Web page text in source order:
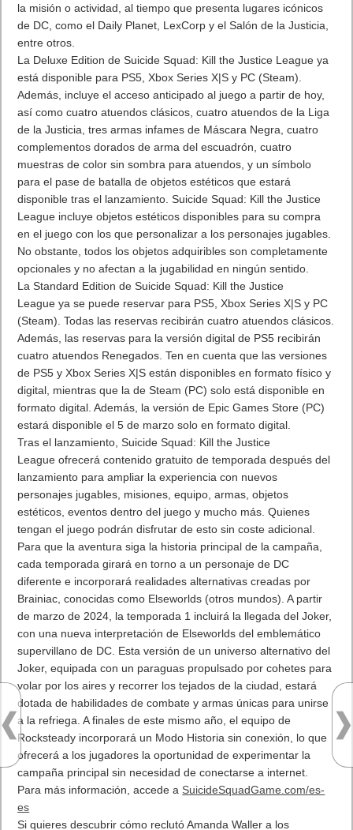
la misión o actividad, al tiempo que presenta lugares icónicos
de DC, como el Daily Planet, LexCorp y el Salón de la Justicia,
entre otros.
La Deluxe Edition de Suicide Squad: Kill the Justice League ya
está disponible para PS5, Xbox Series X|S y PC (Steam).
Además, incluye el acceso anticipado al juego a partir de hoy,
así como cuatro atuendos clásicos, cuatro atuendos de la Liga
de la Justicia, tres armas infames de Máscara Negra, cuatro
complementos dorados de arma del escuadrón, cuatro
muestras de color sin sombra para atuendos, y un símbolo
para el pase de batalla de objetos estéticos que estará
disponible tras el lanzamiento. Suicide Squad: Kill the Justice
League incluye objetos estéticos disponibles para su compra
en el juego con los que personalizar a los personajes jugables.
No obstante, todos los objetos adquiribles son completamente
opcionales y no afectan a la jugabilidad en ningún sentido.
La Standard Edition de Suicide Squad: Kill the Justice
League ya se puede reservar para PS5, Xbox Series X|S y PC
(Steam). Todas las reservas recibirán cuatro atuendos clásicos.
Además, las reservas para la versión digital de PS5 recibirán
cuatro atuendos Renegados. Ten en cuenta que las versiones
de PS5 y Xbox Series X|S están disponibles en formato físico y
digital, mientras que la de Steam (PC) solo está disponible en
formato digital. Además, la versión de Epic Games Store (PC)
estará disponible el 5 de marzo solo en formato digital.
Tras el lanzamiento, Suicide Squad: Kill the Justice
League ofrecerá contenido gratuito de temporada después del
lanzamiento para ampliar la experiencia con nuevos
personajes jugables, misiones, equipo, armas, objetos
estéticos, eventos dentro del juego y mucho más. Quienes
tengan el juego podrán disfrutar de esto sin coste adicional.
Para que la aventura siga la historia principal de la campaña,
cada temporada girará en torno a un personaje de DC
diferente e incorporará realidades alternativas creadas por
Brainiac, conocidas como Elseworlds (otros mundos). A partir
de marzo de 2024, la temporada 1 incluirá la llegada del Joker,
con una nueva interpretación de Elseworlds del emblemático
supervillano de DC. Esta versión de un universo alternativo del
Joker, equipada con un paraguas propulsado por cohetes para
volar por los aires y recorrer los tejados de la ciudad, estará
dotada de habilidades de combate y armas únicas para unirse
a la refriega. A finales de este mismo año, el equipo de
Rocksteady incorporará un Modo Historia sin conexión, lo que
ofrecerá a los jugadores la oportunidad de experimentar la
campaña principal sin necesidad de conectarse a internet.
Para más información, accede a SuicideSquadGame.com/es-
es
Si quieres descubrir cómo reclutó Amanda Waller a los